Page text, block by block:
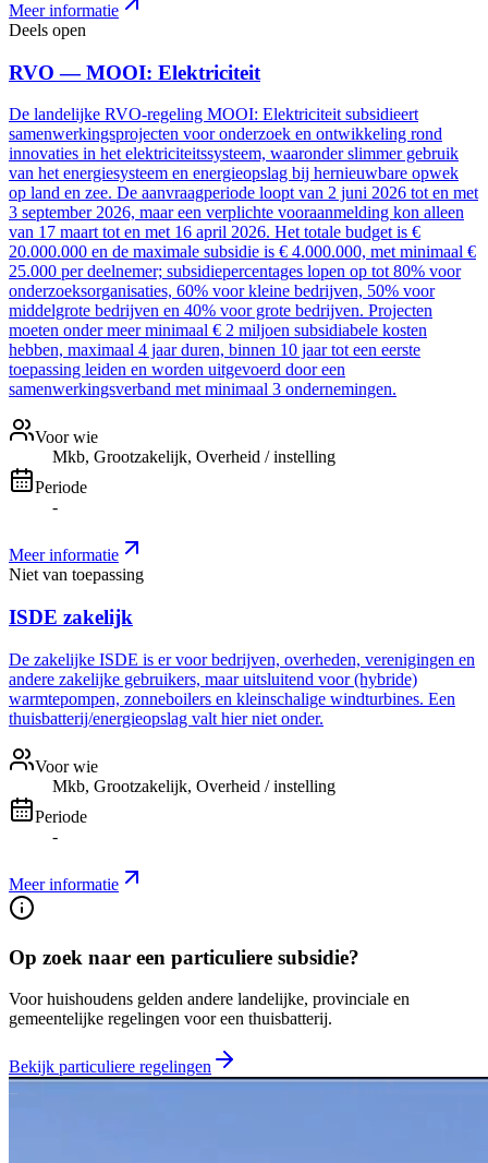
Meer informatie
Deels open
RVO — MOOI: Elektriciteit
De landelijke RVO-regeling MOOI: Elektriciteit subsidieert
samenwerkingsprojecten voor onderzoek en ontwikkeling rond
innovaties in het elektriciteitssysteem, waaronder slimmer gebruik
van het energiesysteem en energieopslag bij hernieuwbare opwek
op land en zee. De aanvraagperiode loopt van 2 juni 2026 tot en met
3 september 2026, maar een verplichte vooraanmelding kon alleen
van 17 maart tot en met 16 april 2026. Het totale budget is €
20.000.000 en de maximale subsidie is € 4.000.000, met minimaal €
25.000 per deelnemer; subsidiepercentages lopen op tot 80% voor
onderzoeksorganisaties, 60% voor kleine bedrijven, 50% voor
middelgrote bedrijven en 40% voor grote bedrijven. Projecten
moeten onder meer minimaal € 2 miljoen subsidiabele kosten
hebben, maximaal 4 jaar duren, binnen 10 jaar tot een eerste
toepassing leiden en worden uitgevoerd door een
samenwerkingsverband met minimaal 3 ondernemingen.
Voor wie
Mkb, Grootzakelijk, Overheid / instelling
Periode
-
Meer informatie
Niet van toepassing
ISDE zakelijk
De zakelijke ISDE is er voor bedrijven, overheden, verenigingen en
andere zakelijke gebruikers, maar uitsluitend voor (hybride)
warmtepompen, zonneboilers en kleinschalige windturbines. Een
thuisbatterij/energieopslag valt hier niet onder.
Voor wie
Mkb, Grootzakelijk, Overheid / instelling
Periode
-
Meer informatie
Op zoek naar een particuliere subsidie?
Voor huishoudens gelden andere landelijke, provinciale en
gemeentelijke regelingen voor een thuisbatterij.
Bekijk particuliere regelingen